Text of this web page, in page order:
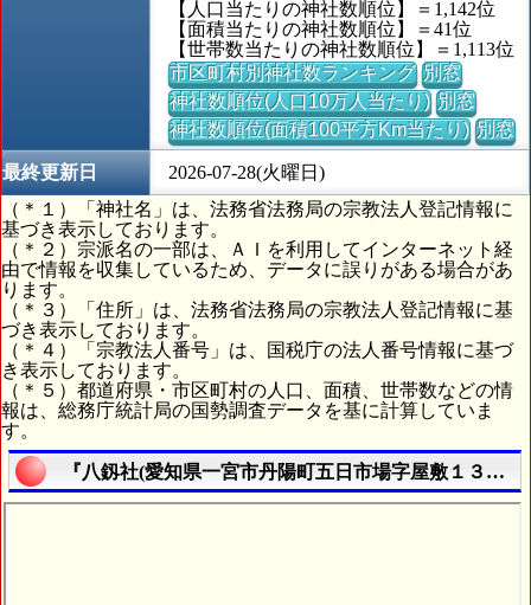
【人口当たりの神社数順位】＝1,142位
【面積当たりの神社数順位】＝41位
【世帯数当たりの神社数順位】＝1,113位
市区町村別神社数ランキング 別窓
神社数順位(人口10万人当たり) 別窓
神社数順位(面積100平方Km当たり) 別窓
最終更新日
2026-07-28(火曜日)
（＊１）「神社名」は、法務省法務局の宗教法人登記情報に
基づき表示しております。
（＊２）宗派名の一部は、ＡＩを利用してインターネット経
由で情報を収集しているため、データに誤りがある場合があ
ります。
（＊３）「住所」は、法務省法務局の宗教法人登記情報に基
づき表示しております。
（＊４）「宗教法人番号」は、国税庁の法人番号情報に基づ
き表示しております。
（＊５）都道府県・市区町村の人口、面積、世帯数などの情
報は、総務庁統計局の国勢調査データを基に計算していま
す。
『八釼社(愛知県一宮市丹陽町五日市場字屋敷１３７